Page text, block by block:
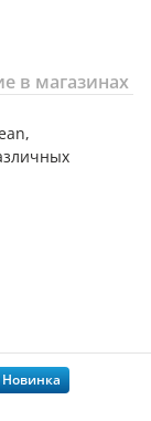
в магазинах
Новинка